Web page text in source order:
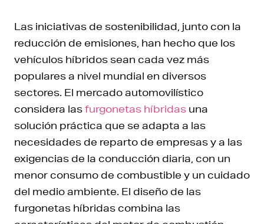
Las iniciativas de sostenibilidad, junto con la
reducción de emisiones, han hecho que los
vehículos híbridos sean cada vez más
populares a nivel mundial en diversos
sectores. El mercado automovilístico
considera lasfurgonetas híbridas una
solución práctica que se adapta a las
necesidades de reparto de empresas y a las
exigencias de la conducción diaria, con un
menor consumo de combustible y un cuidado
del medio ambiente. El diseño de las
furgonetas híbridas combina las